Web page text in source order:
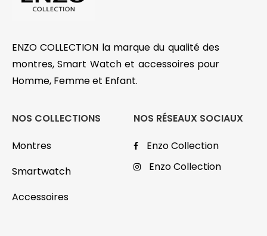
ENZO COLLECTION la marque du qualité des
montres, Smart Watch et accessoires pour
Homme, Femme et Enfant.
NOS COLLECTIONS
Montres
Smartwatch
Accessoires
NOS RÉSEAUX SOCIAUX
Enzo Collection
Enzo Collection